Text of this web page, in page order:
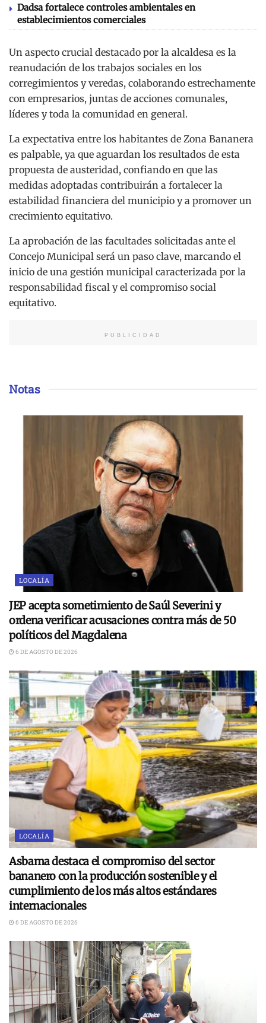
Dadsa fortalece controles ambientales en
establecimientos comerciales
Un aspecto crucial destacado por la alcaldesa es la
reanudación de los trabajos sociales en los
corregimientos y veredas, colaborando estrechamente
con empresarios, juntas de acciones comunales,
líderes y toda la comunidad en general.
La expectativa entre los habitantes de Zona Bananera
es palpable, ya que aguardan los resultados de esta
propuesta de austeridad, confiando en que las
medidas adoptadas contribuirán a fortalecer la
estabilidad financiera del municipio y a promover un
crecimiento equitativo.
La aprobación de las facultades solicitadas ante el
Concejo Municipal será un paso clave, marcando el
inicio de una gestión municipal caracterizada por la
responsabilidad fiscal y el compromiso social
equitativo.
PUBLICIDAD
Notas
LOCALÍA
JEP acepta sometimiento de Saúl Severini y
ordena verificar acusaciones contra más de 50
políticos del Magdalena
6 DE AGOSTO DE 2026
LOCALÍA
Asbama destaca el compromiso del sector
bananero con la producción sostenible y el
cumplimiento de los más altos estándares
internacionales
6 DE AGOSTO DE 2026